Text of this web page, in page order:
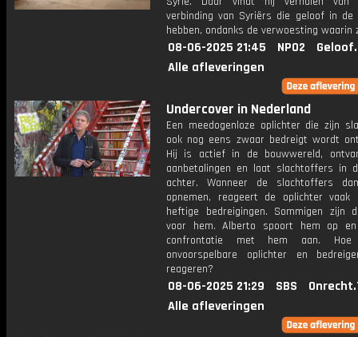
verbinding van Syriërs die geloof in de
hebben, ondanks de verwoesting waarin
08-06-2025 21:45 NPO2
Alle afleveringen
Undercover in Nederland
Een meedogenloze oplichter die zijn
ook nog eens zwaar bedreigt wordt
Hij is actief in de bouwwereld,
aanbetalingen en laat slachtoffers in
achter. Wanneer de slachtoffers
opnemen, reageert de oplichter vaak
heftige bedreigingen. Sommigen zijn
voor hem. Alberto spoort hem op
confrontatie met hem aan.
onvoorspelbare oplichter en
reageren?
08-06-2025 21:29 SBS
Alle afleveringen